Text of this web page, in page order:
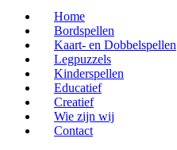
Home
Bordspellen
Kaart- en Dobbelspellen
Legpuzzels
Kinderspellen
Educatief
Creatief
Wie zijn wij
Contact